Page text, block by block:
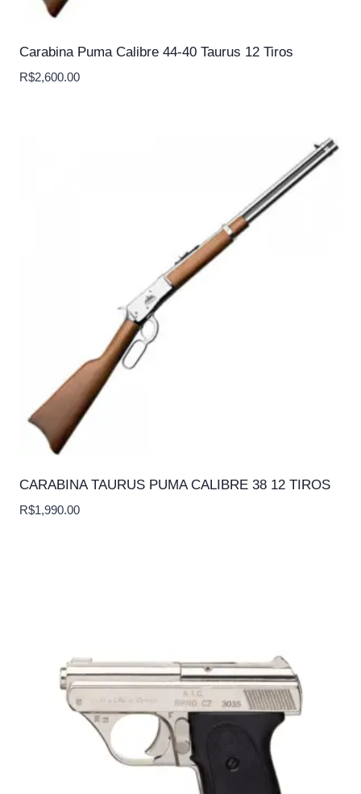
Carabina Puma Calibre 44-40 Taurus 12 Tiros
R$2,600.00
CARABINA TAURUS PUMA CALIBRE 38 12 TIROS
R$1,990.00